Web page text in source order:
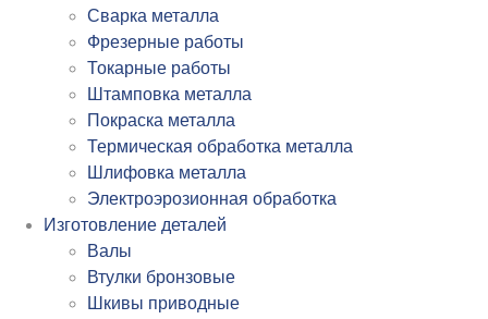
Сварка металла
Фрезерные работы
Токарные работы
Штамповка металла
Покраска металла
Термическая обработка металла
Шлифовка металла
Электроэрозионная обработка
Изготовление деталей
Валы
Втулки бронзовые
Шкивы приводные